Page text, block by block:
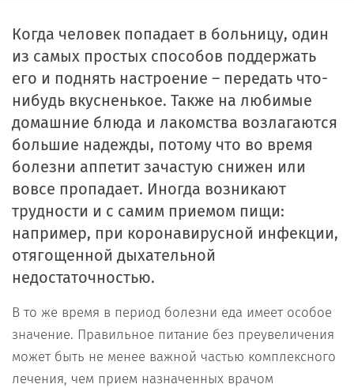
Когда человек попадает в больницу, один
из самых простых способов поддержать
его и поднять настроение – передать что-
нибудь вкусненькое. Также на любимые
домашние блюда и лакомства возлагаются
большие надежды, потому что во время
болезни аппетит зачастую снижен или
вовсе пропадает. Иногда возникают
трудности и с самим приемом пищи:
например, при коронавирусной инфекции,
отягощенной дыхательной
недостаточностью.
В то же время в период болезни еда имеет особое
значение. Правильное питание без преувеличения
может быть не менее важной частью комплексного
лечения, чем прием назначенных врачом